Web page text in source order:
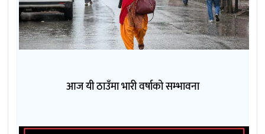
आज यी ठाउँमा भारी वर्षाको सम्भावना